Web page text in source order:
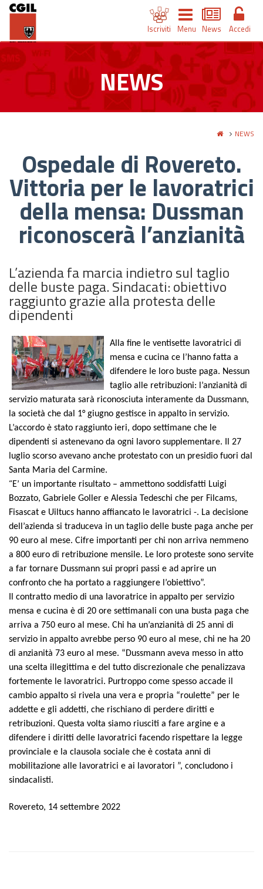
Iscriviti Menu News Accedi
NEWS
NEWS
Ospedale di Rovereto.
Vittoria per le lavoratrici
della mensa: Dussman
riconoscerà l’anzianità
L’azienda fa marcia indietro sul taglio
delle buste paga. Sindacati: obiettivo
raggiunto grazie alla protesta delle
dipendenti
Alla fine le ventisette lavoratrici di
mensa e cucina ce l’hanno fatta a
difendere le loro buste paga. Nessun
taglio alle retribuzioni: l’anzianità di
servizio maturata sarà riconosciuta interamente da Dussmann,
la società che dal 1° giugno gestisce in appalto in servizio.
L’accordo è stato raggiunto ieri, dopo settimane che le
dipendenti si astenevano da ogni lavoro supplementare. Il 27
luglio scorso avevano anche protestato con un presidio fuori dal
Santa Maria del Carmine.
“E’ un importante risultato – ammettono soddisfatti Luigi
Bozzato, Gabriele Goller e Alessia Tedeschi che per Filcams,
Fisascat e Uiltucs hanno affiancato le lavoratrici -. La decisione
dell’azienda si traduceva in un taglio delle buste paga anche per
90 euro al mese. Cifre importanti per chi non arriva nemmeno
a 800 euro di retribuzione mensile. Le loro proteste sono servite
a far tornare Dussmann sui propri passi e ad aprire un
confronto che ha portato a raggiungere l’obiettivo”.
contratto medio di una lavoratrice in appalto per servizio
mensa e cucina è di 20 ore settimanali con una busta paga che
arriva a 750 euro al mese. Chi ha un’anzianità di 25 anni di
servizio in appalto avrebbe perso 90 euro al mese, chi ne ha 20
di anzianità 73 euro al mese. “Dussmann aveva messo in atto
una scelta illegittima e del tutto discrezionale che penalizzava
fortemente le lavoratrici. Purtroppo come spesso accade il
cambio appalto si rivela una vera e propria “roulette” per le
addette e gli addetti, che rischiano di perdere diritti e
retribuzioni. Questa volta siamo riusciti a fare argine e a
difendere i diritti delle lavoratrici facendo rispettare la legge
provinciale e la clausola sociale che è costata anni di
mobilitazione alle lavoratrici e ai lavoratori ”, concludono i
sindacalisti.
Rovereto, 14 settembre 2022